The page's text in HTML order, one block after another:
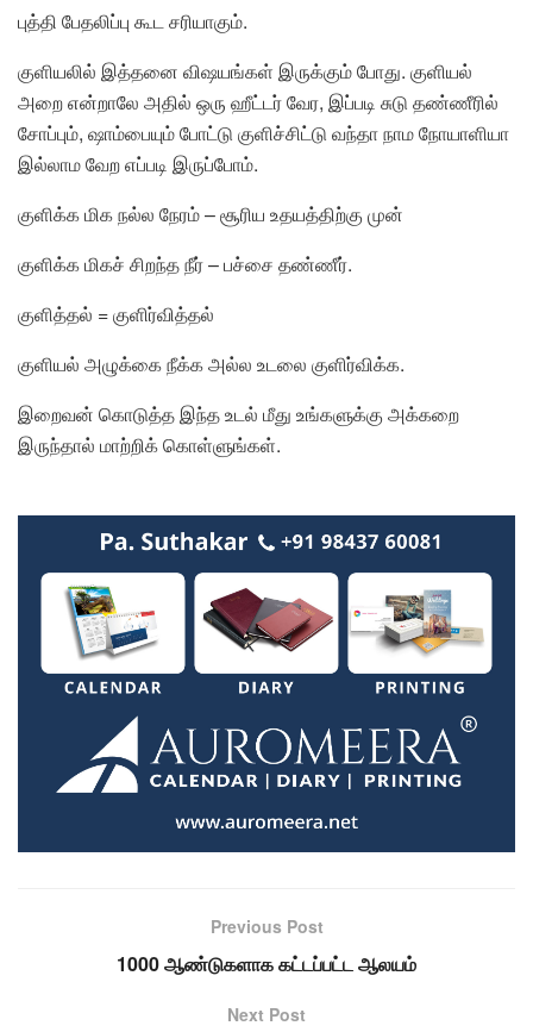
புத்தி பேதலிப்பு கூட சரியாகும்.
குளியலில் இத்தனை விஷயங்கள் இருக்கும் போது. குளியல்
அறை என்றாலே அதில் ஒரு ஹீட்டர் வேர, இப்படி சுடு தண்ணீரில்
சோப்பும், ஷாம்பையும் போட்டு குளிச்சிட்டு வந்தா நாம நோயாளியா
இல்லாம வேற எப்படி இருப்போம்.
குளிக்க மிக நல்ல நேரம் – சூரிய உதயத்திற்கு முன்
குளிக்க மிகச் சிறந்த நீர் – பச்சை தண்ணீர்.
குளித்தல் = குளிர்வித்தல்
குளியல் அழுக்கை நீக்க அல்ல உடலை குளிர்விக்க.
இறைவன் கொடுத்த இந்த உடல் மீது உங்களுக்கு அக்கறை
இருந்தால் மாற்றிக் கொள்ளுங்கள்.
Previous Post
1000 ஆண்டுகளாக கட்டப்பட்ட ஆலயம்
Next Post